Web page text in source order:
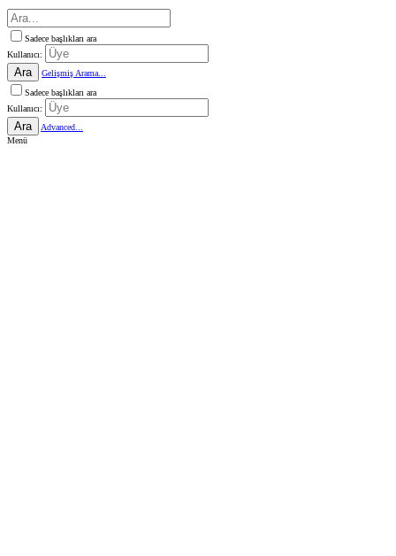
Sadece başlıkları ara
Kullanıcı:
Ara
Gelişmiş Arama...
Sadece başlıkları ara
Kullanıcı:
Ara
Advanced...
Menü